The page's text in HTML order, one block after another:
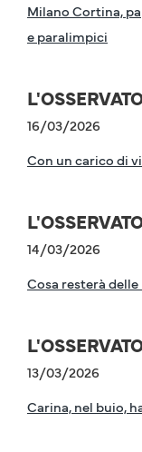
Milano Cortina,
e paralimpici
16/03/2026
Con un carico di
14/03/2026
Cosa resterà
13/03/2026
Carina, nel buio,